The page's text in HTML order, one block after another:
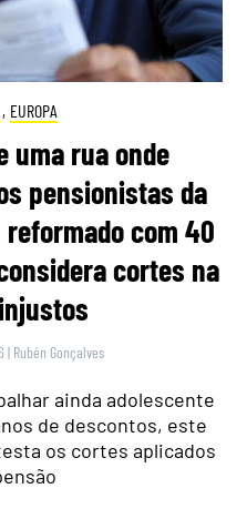
, EUROPA
uma rua onde
pensionistas da
reformado com 40
cortes na
| Rubén Gonçalves
ainda adolescente
de descontos, este
os cortes aplicados